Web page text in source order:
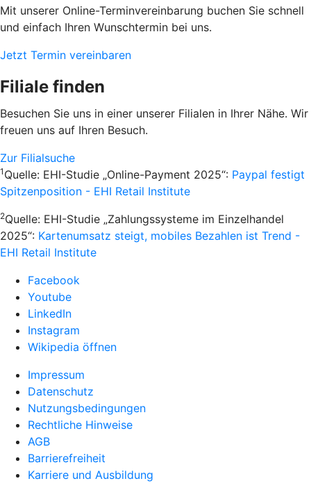
Mit unserer Online-Terminvereinbarung buchen Sie schnell
und einfach Ihren Wunschtermin bei uns.
Jetzt Termin vereinbaren
Filiale finden
Besuchen Sie uns in einer unserer Filialen in Ihrer Nähe. Wir
freuen uns auf Ihren Besuch.
Zur Filialsuche
1 Quelle: EHI-Studie „Online-Payment 2025“: Paypal festigt
Spitzenposition - EHI Retail Institute
2Quelle: EHI-Studie „Zahlungssysteme im Einzelhandel
2025“: Kartenumsatz steigt, mobiles Bezahlen ist Trend -
EHI Retail Institute
Facebook
Youtube
LinkedIn
Instagram
Wikipedia öffnen
Impressum
Datenschutz
Nutzungsbedingungen
Rechtliche Hinweise
AGB
Barrierefreiheit
Karriere und Ausbildung